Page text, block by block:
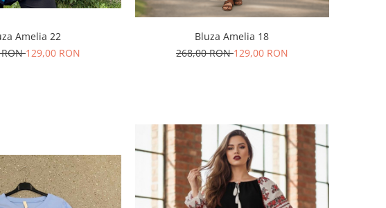
Amelia 22
RON129,00 RON
Bluza Amelia 18
268,00 RON129,00 RON